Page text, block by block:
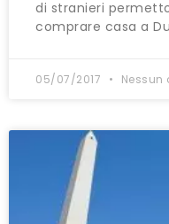
di stranieri
comprare casa a
05/07/2017